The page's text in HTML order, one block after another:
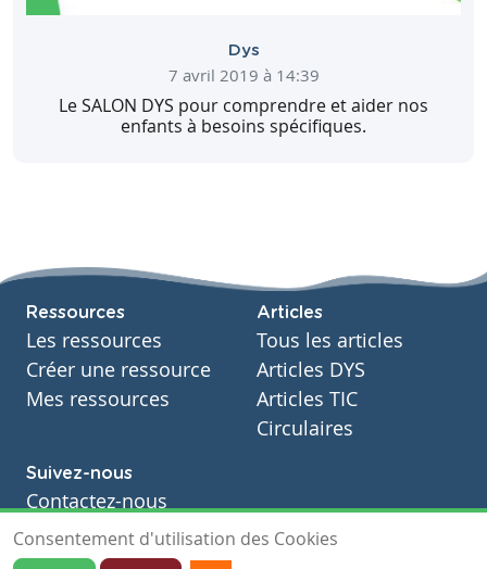
Dys
7 avril 2019 à 14:39
Le SALON DYS pour comprendre et aider nos
enfants à besoins spécifiques.
Ressources
Les ressources
Créer une ressource
Mes ressources
Articles
Tous les articles
Articles DYS
Articles TIC
Circulaires
Suivez-nous
Contactez-nous
Soutien scolaire
Notre page Facebook
Consentement d'utilisation des Cookies